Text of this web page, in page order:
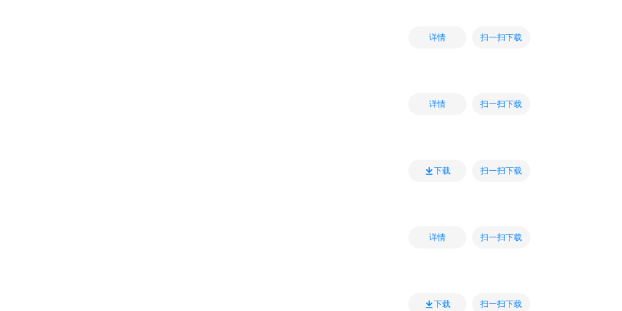
详情 扫一扫下载
详情 扫一扫下载
下载 扫一扫下载
详情 扫一扫下载
下载 扫一扫下载